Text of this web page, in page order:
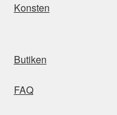
Konsten
Butiken
FAQ